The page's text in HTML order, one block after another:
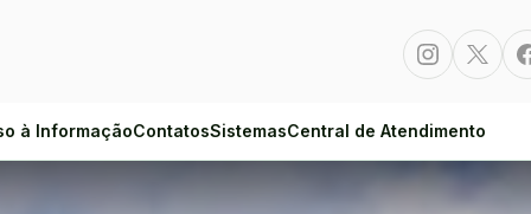
Instagram
à InformaçãoContatosSistemasCentral de Atendimento